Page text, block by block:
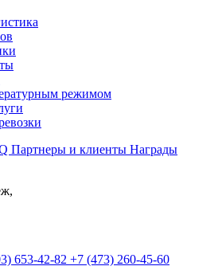
режимом
Партнеры и клиенты Награды
653-42-82 +7 (473) 260-45-60